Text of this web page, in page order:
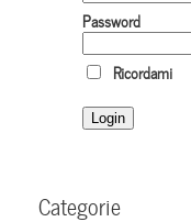
Password
Ricordami
Categorie